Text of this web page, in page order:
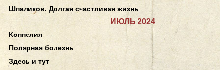
Шпаликов. Долгая счастливая жизнь
ИЮЛЬ 2024
Коппелия
Полярная болезнь
Здесь и тут